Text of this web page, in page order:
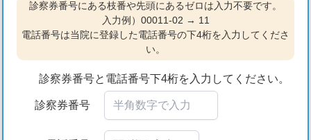
診察券番号にある枝番や先頭にあるゼロは入力不要です。
入力例）00011-02 → 11
電話番号は当院に登録した電話番号の下4桁を入力してくださ
い。
診察券番号と電話番号下4桁を入力してください。
診察券番号